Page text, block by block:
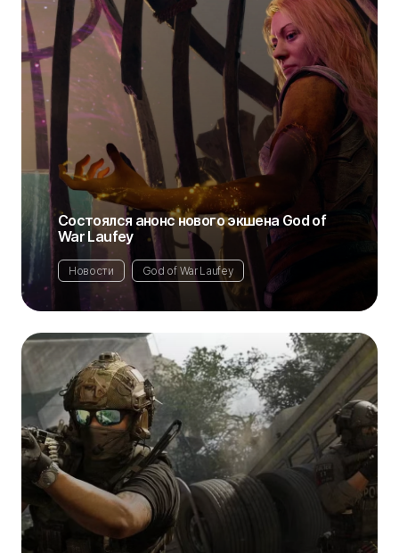
Состоялся анонс нового экшена God of
War Laufey
Новости God of War Laufey